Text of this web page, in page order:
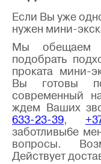
Если Вы уже
нужен мини-
Мы обещаем
подобрать
проката мини-
Вы готовы
современный
ждем Ваших
633-23-39,
заботливы6е
вопросы.
Действует